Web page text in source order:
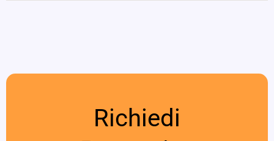
Richiedi